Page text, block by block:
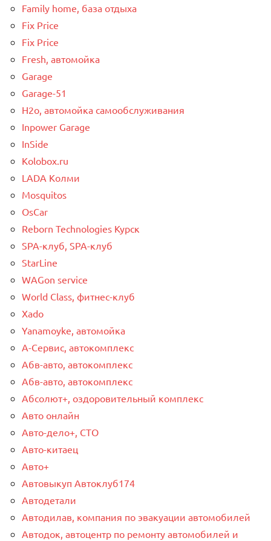
Family home, база отдыха
Fix Price
Fix Price
Fresh, автомойка
Garage
Garage-51
H2o, автомойка самообслуживания
Inpower Garage
InSide
Kolobox.ru
LADA Колми
Mosquitos
OsCar
Reborn Technologies Курск
SPA-клуб, SPA-клуб
StarLine
WAGon service
World Class, фитнес-клуб
Xado
Yanamoyke, автомойка
А-Сервис, автокомплекс
Абв-авто, автокомплекс
Абв-авто, автокомплекс
Абсолют+, оздоровительный комплекс
Авто онлайн
Авто-дело+, СТО
Авто-китаец
Авто+
Автовыкуп Автоклуб174
Автодетали
Автодилав, компания по эвакуации автомобилей
Автодок, автоцентр по ремонту автомобилей и